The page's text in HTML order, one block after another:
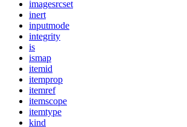
imagesrcset
inert
inputmode
integrity
is
ismap
itemid
itemprop
itemref
itemscope
itemtype
kind